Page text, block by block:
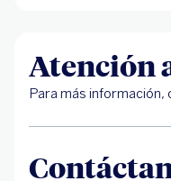
Atención
Para más